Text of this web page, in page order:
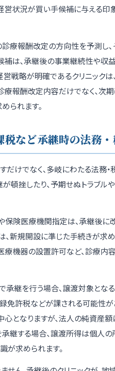
営状況が買い手候補に与える印
療報酬改定の方向性を予測し
補は、承継後の事業継続性や収
戦略が明確であるクリニック
療報酬改定内容だけでなく、次
られます。
など承継時の法務
けでなく、多岐にわたる法務
頓挫したり、予期せぬトラブル
保険医療機関指定は、承継後
、新規開設に準じた手続きが求
療機器の設置許可など、診療
承継を行う場合、譲渡対象とな
免許税などが課される可能性が
心となりますが、法人の純資産
継する場合、譲渡所得は個人の
が求められます。